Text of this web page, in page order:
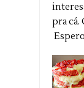
pra cá.